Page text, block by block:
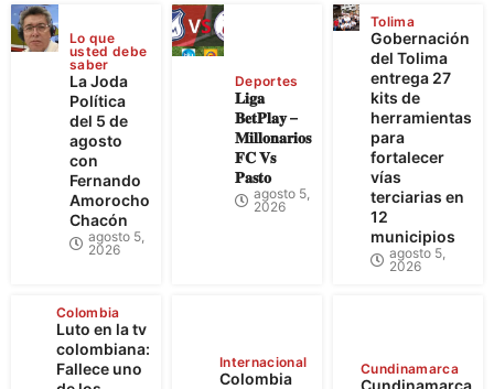
Lo que
usted debe
saber
La Joda
Política
del 5 de
agosto
con
Fernando
Amorocho
Chacón
agosto 5,
2026
Deportes
𝐋𝐢𝐠𝐚
𝐁𝐞𝐭𝐏𝐥𝐚𝐲 –
𝐌𝐢𝐥𝐥𝐨𝐧𝐚𝐫𝐢𝐨𝐬
𝐅𝐂 𝐕𝐬
𝐏𝐚𝐬𝐭𝐨
agosto 5,
2026
Tolima
Gobernación
del Tolima
entrega 27
kits de
herramientas
para
fortalecer
vías
terciarias en
12
municipios
agosto 5,
2026
Colombia
Luto en la tv
colombiana:
Fallece uno
Internacional
Colombia
Cundinamarca
Cundinamarca